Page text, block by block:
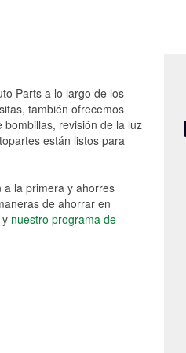
Parts a lo largo de los
también ofrecemos
revisión de la luz
están listos para
a la primera y ahorres
de ahorrar en
y nuestro programa de